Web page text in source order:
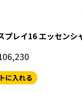
レイ16 エッセンシ
に入れる